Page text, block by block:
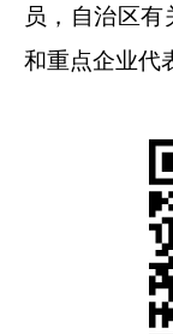
员，自治区有
和重点企业代